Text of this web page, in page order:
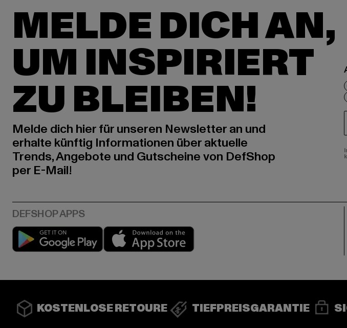
MELDE DICH AN,
UM INSPIRIERT
ZU BLEIBEN!
Melde dich hier für unseren Newsletter an und
erhalte künftig Informationen über aktuelle
Trends, Angebote und Gutscheine von DefShop
per E-Mail!
Play market
KOSTENLOSE RETOURE TIEFPREISGARANTIE